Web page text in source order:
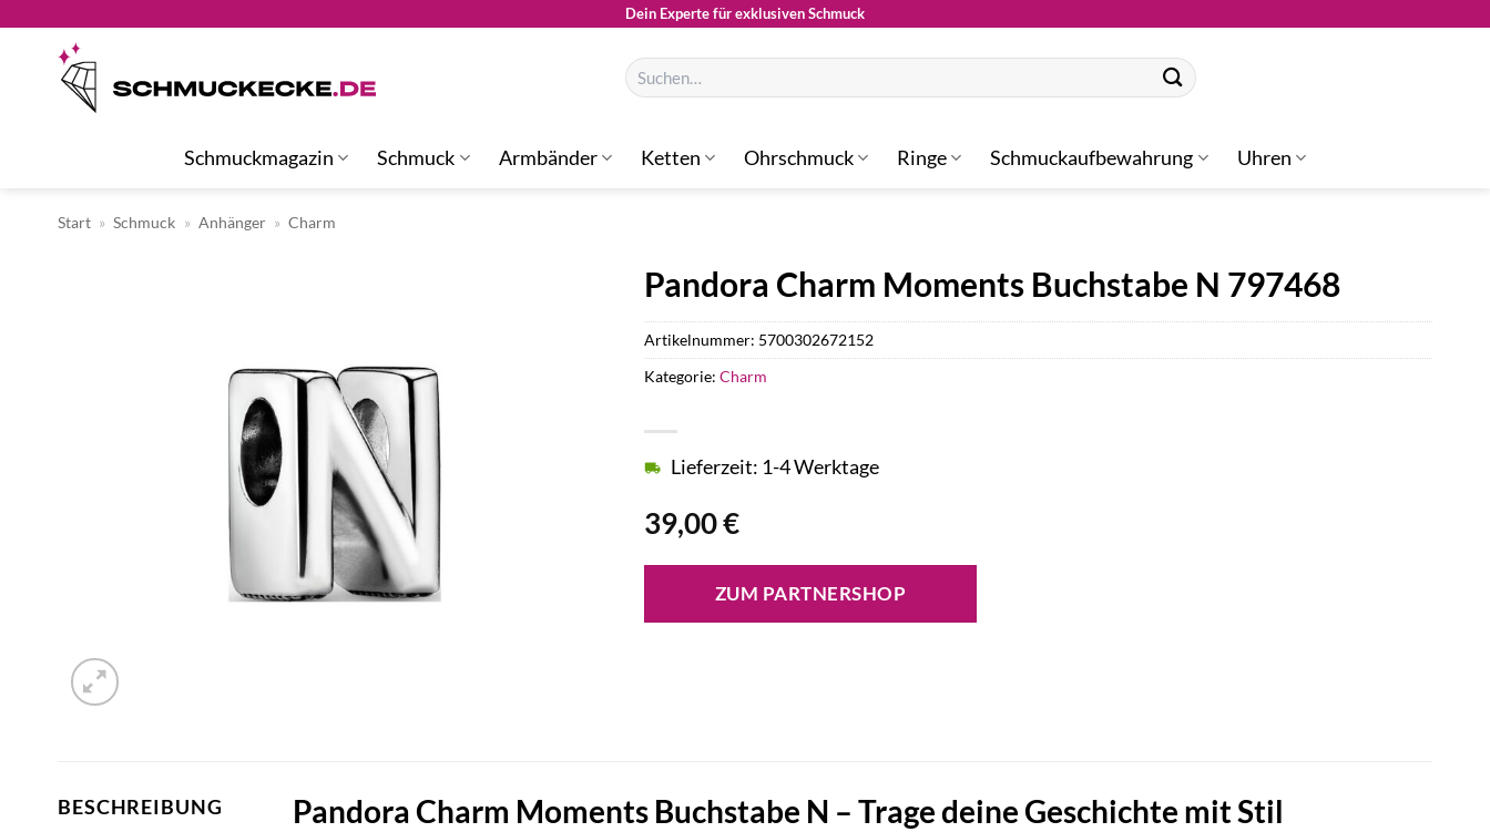
springen
Dein Experte für exklusiven Schmuck
Suchen
nach:
Schmuckmagazin Schmuck Armbänder Ketten Ohrschmuck Ringe Schmuckaufbewahrung Uhren
Start » Schmuck » Anhänger » Charm
Pandora Charm Moments Buchstabe N 797468
39,00€
Lieferzeit: 1-4 Werktage
ZUM PARTNERSHOP
Artikelnummer: 5700302672152
Kategorie:Charm
BESCHREIBUNG Pandora Charm Moments Buchstabe N – Trage deine Geschichte mit Stil